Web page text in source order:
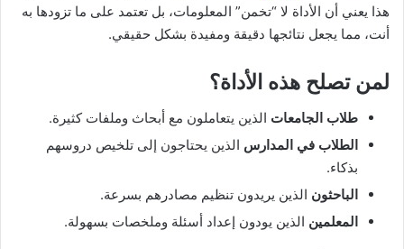
هذا يعني أن الأداة لا “تخمن” المعلومات، بل تعتمد على ما تزودها به
أنت، مما يجعل نتائجها دقيقة ومفيدة بشكل حقيقي.
لمن تصلح هذه الأداة؟
طلاب الجامعات الذين يتعاملون مع أبحاث وملفات كثيرة.
الطلاب في المدارس الذين يحتاجون إلى تلخيص دروسهم
بذكاء.
الباحثون الذين يريدون تنظيم مصادرهم بسرعة.
المعلمين الذين يودون إعداد أسئلة وملخصات بسهولة.